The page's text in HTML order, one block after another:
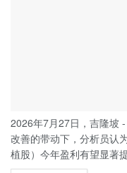
2026年7月27日，吉隆坡
改善的带动下，分析员认
植股）今年盈利有望显著